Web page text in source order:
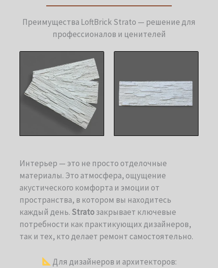
Преимущества LoftBrick Strato — решение для
профессионалов и ценителей
Интерьер — это не просто отделочные
материалы. Это атмосфера, ощущение
акустического комфорта и эмоции от
пространства, в котором вы находитесь
каждый день. Stratoзакрывает ключевые
потребности как практикующих дизайнеров,
так и тех, кто делает ремонт самостоятельно.
Для дизайнеров и архитекторов: